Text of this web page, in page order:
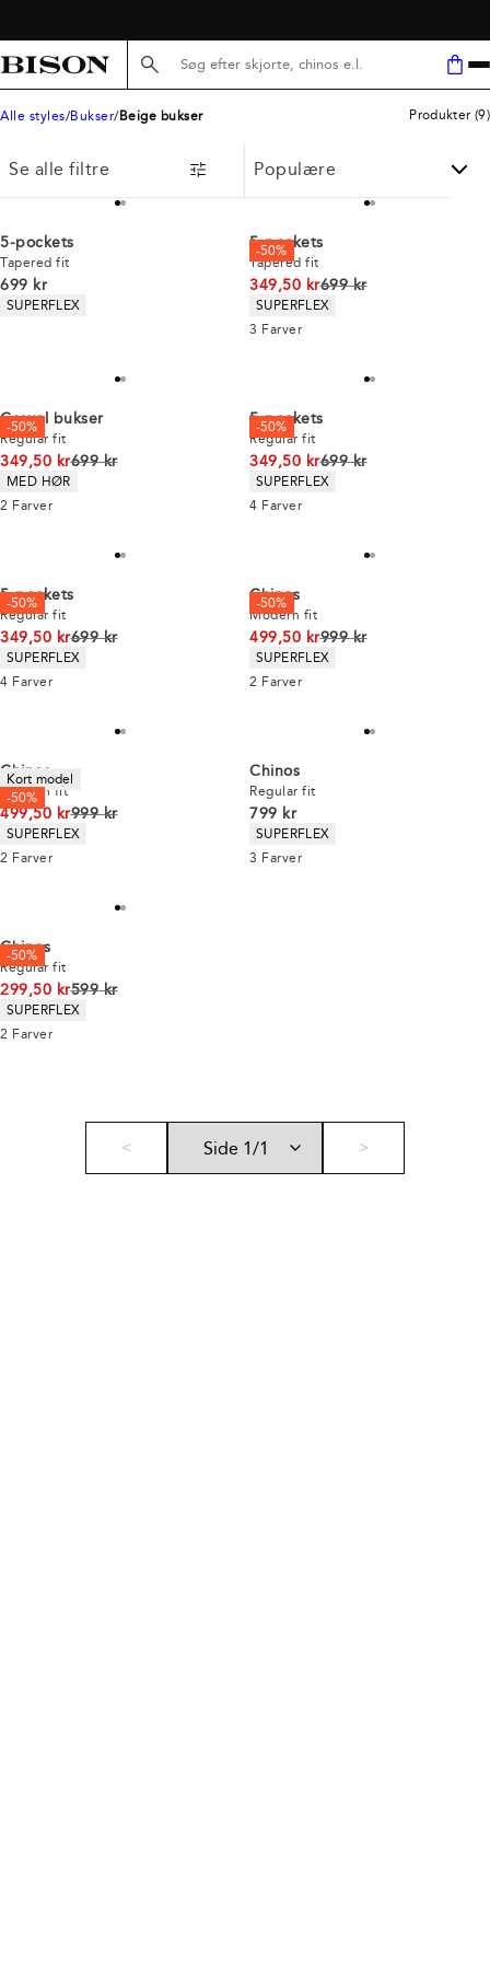
Søg her...
Alle styles Bukser Beige bukser Produkter (9)
Se alle filtre
5-pockets
Tapered fit
I alt (inkl. rabat)
699 kr
Produkt egenskaber
SUPERFLEX
-50%
5-pockets
Tapered fit
349,50 krI alt (uden rabat)
699 kr
Produkt egenskaber
SUPERFLEX
3 Farver
-50%
Casual bukser
Regular fit
349,50 krI alt (uden rabat)
699 kr
Produkt egenskaber
MED HØR
2 Farver
-50%
5-pockets
Regular fit
349,50 krI alt (uden rabat)
699 kr
Produkt egenskaber
SUPERFLEX
4 Farver
-50%
5-pockets
Regular fit
349,50 krI alt (uden rabat)
699 kr
Produkt egenskaber
SUPERFLEX
4 Farver
-50%
Chinos
Modern fit
499,50 krI alt (uden rabat)
999 kr
Produkt egenskaber
SUPERFLEX
2 Farver
Kort model
-50%
Chinos
Modern fit
499,50 krI alt (uden rabat)
999 kr
Produkt egenskaber
SUPERFLEX
2 Farver
Chinos
Regular fit
I alt (inkl. rabat)
799 kr
Produkt egenskaber
SUPERFLEX
3 Farver
-50%
Chinos
Regular fit
299,50 krI alt (uden rabat)
599 kr
Produkt egenskaber
SUPERFLEX
2 Farver